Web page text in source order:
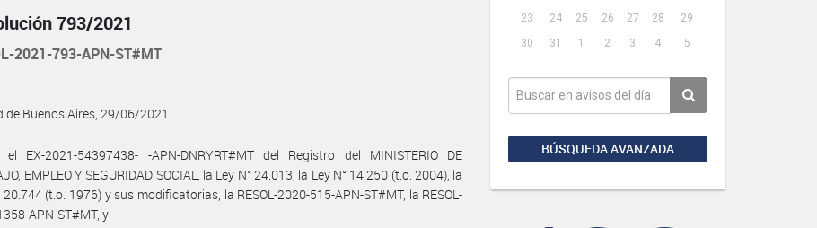
23
24 25 26 27 28
29
30
31 1 2 3 4 5
BÚSQUEDA AVANZADA
793/2021
2021-793-APN-ST#MT
de Buenos Aires, 29/06/2021
el EX-2021-54397438- -APN-DNRYRT#MT del Registro del MINISTERIO DE
EMPLEO Y SEGURIDAD SOCIAL, la Ley N° 24.013, la Ley N° 14.250 (t.o. 2004), la
20.744 (t.o. 1976) y sus modificatorias, la RESOL-2020-515-APN-ST#MT, la RESOL-
APN-ST#MT, y